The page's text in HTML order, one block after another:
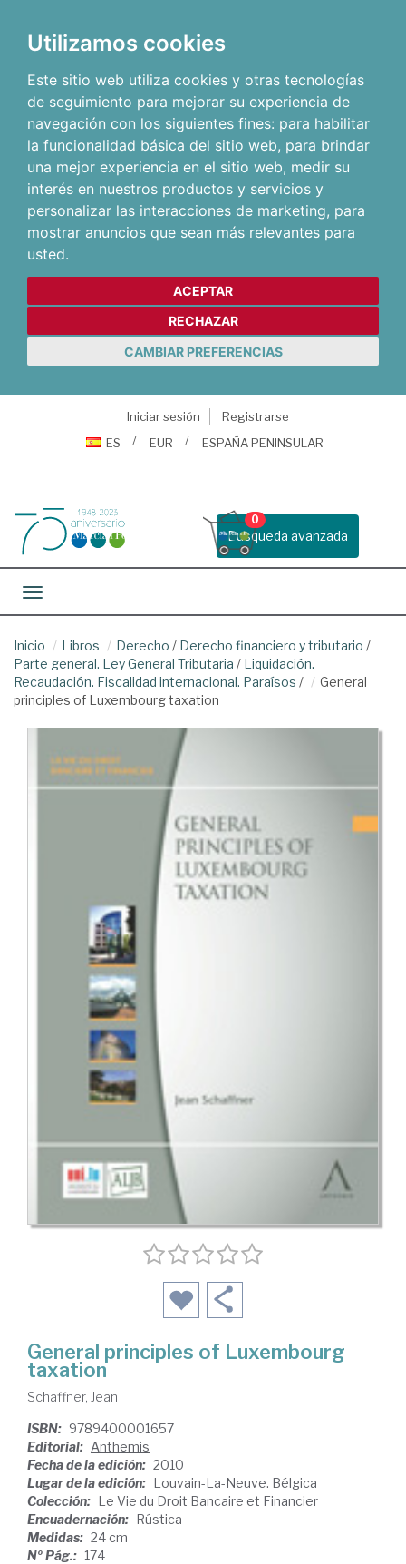
Utilizamos cookies
Este sitio web utiliza cookies y otras tecnologías
de seguimiento para mejorar su experiencia de
navegación con los siguientes fines: para habilitar
la funcionalidad básica del sitio web, para brindar
una mejor experiencia en el sitio web, medir su
interés en nuestros productos y servicios y
personalizar las interacciones de marketing, para
mostrar anuncios que sean más relevantes para
usted.
ACEPTAR
RECHAZAR
CAMBIAR PREFERENCIAS
Iniciar sesión
Registrarse
ES
EUR ESPAÑA PENINSULAR
Busqueda avanzada
0
Toggle navigation
Inicio Libros Derecho / Derecho financiero y tributario /
Parte general. Ley General Tributaria / Liquidación.
Recaudación. Fiscalidad internacional. Paraísos /
General
principles of Luxembourg taxation
General principles of Luxembourg
taxation
Schaffner, Jean
ISBN: 9789400001657
Editorial: Anthemis
Fecha de la edición: 2010
Lugar de la edición: Louvain-La-Neuve. Bélgica
Colección: Le Vie du Droit Bancaire et Financier
Encuadernación: Rústica
Medidas: 24 cm
Nº Pág.: 174